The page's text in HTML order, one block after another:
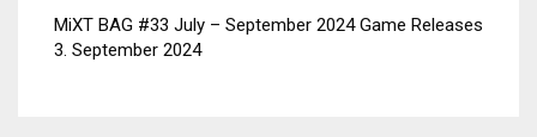
MiXT BAG #33 July – September 2024 Game Releases
3. September 2024